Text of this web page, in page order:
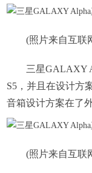
(照片来自互联
三星GALAXY
S5，并且在设计方
音箱设计方案在了
(照片来自互联